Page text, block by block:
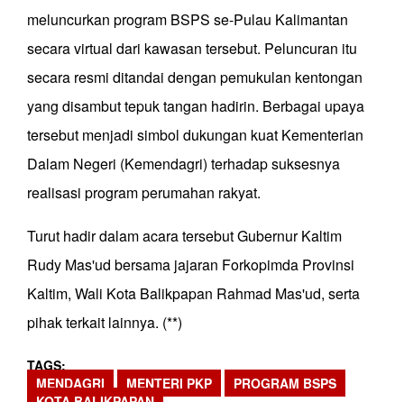
meluncurkan program BSPS se-Pulau Kalimantan
secara virtual dari kawasan tersebut. Peluncuran itu
secara resmi ditandai dengan pemukulan kentongan
yang disambut tepuk tangan hadirin. Berbagai upaya
tersebut menjadi simbol dukungan kuat Kementerian
Dalam Negeri (Kemendagri) terhadap suksesnya
realisasi program perumahan rakyat.
Turut hadir dalam acara tersebut Gubernur Kaltim
Rudy Mas'ud bersama jajaran Forkopimda Provinsi
Kaltim, Wali Kota Balikpapan Rahmad Mas'ud, serta
pihak terkait lainnya. (**)
TAGS
MENDAGRI
MENTERI PKP
PROGRAM BSPS